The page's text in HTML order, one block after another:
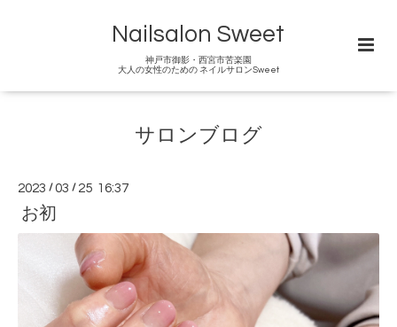
Nailsalon Sweet
神戸市御影・西宮市苦楽園
大人の女性のための ネイルサロンSweet
サロンブログ
2023 /03 / 25 16:37
お初